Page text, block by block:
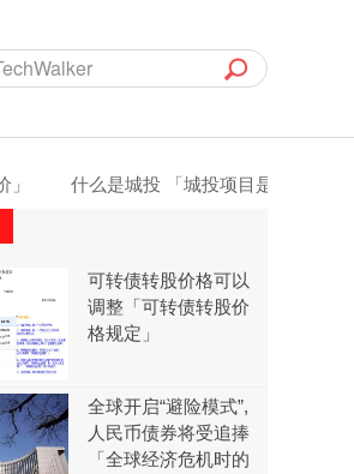
什么是城投 「城投项目是什么意思」
可转债转股价格可以
调整「可转债转股价
格规定」
全球开启“避险模式”,
人民币债券将受追捧
「全球经济危机时的